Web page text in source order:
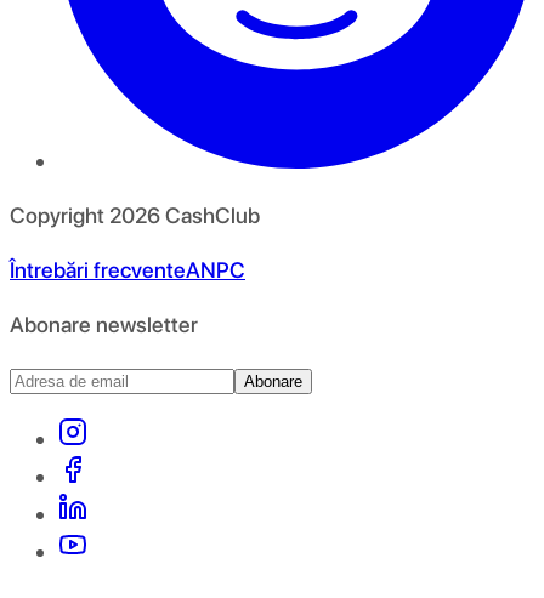
Copyright 2026CashClub
Întrebări frecventeANPC
Abonare newsletter
Abonare